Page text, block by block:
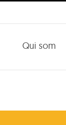
Qui som